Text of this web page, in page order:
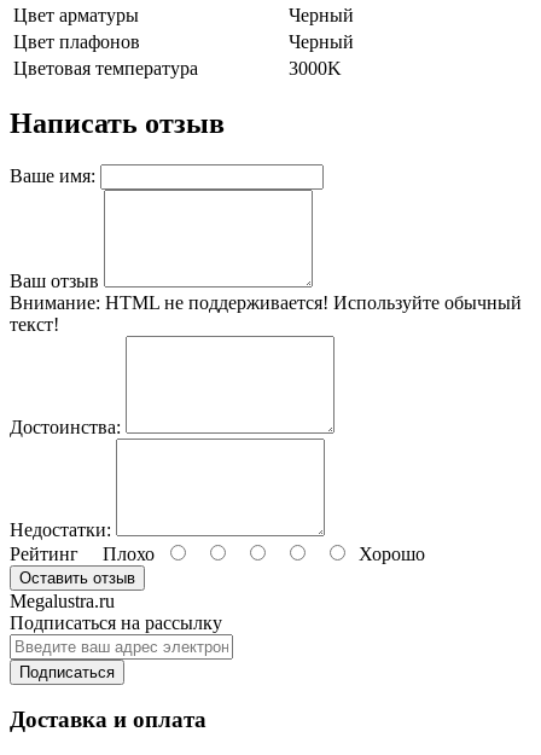
Цвет арматуры
Черный
Цвет плафонов
Черный
Цветовая температура
3000K
Написать отзыв
Ваше имя:
Ваш отзыв
Внимание: HTML не поддерживается! Используйте обычный
текст!
Достоинства:
Недостатки:
Рейтинг Плохо Хорошо
Оставить отзыв
Megalustra.ru
Подписаться на рассылку
Подписаться
Доставка и оплата